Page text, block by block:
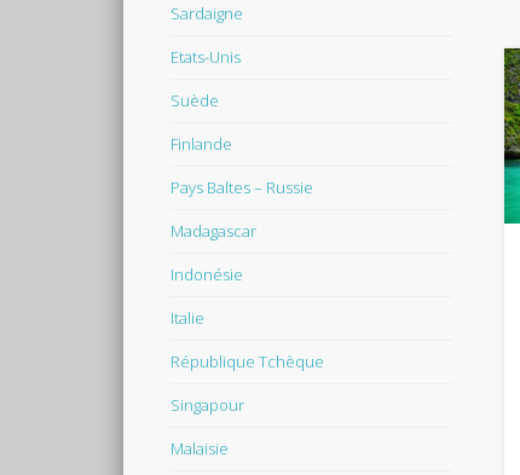
Sardaigne
Etats-Unis
Suède
Finlande
Pays Baltes – Russie
Madagascar
Indonésie
Italie
République Tchèque
Singapour
Malaisie